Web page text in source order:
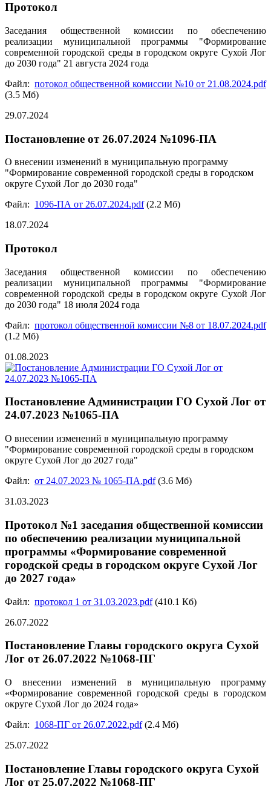
Протокол
Заседания общественной комиссии по обеспечению
реализации муниципальной программы "Формирование
современной городской среды в городском округе Сухой Лог
до 2030 года" 21 августа 2024 года
Файл: потокол общественной комиссии №10 от 21.08.2024.pdf
(3.5 Мб)
29.07.2024
Постановление от 26.07.2024 №1096-ПА
О внесении изменений в муниципальную программу
"Формирование современной городской среды в городском
округе Сухой Лог до 2030 года"
Файл: 1096-ПА от 26.07.2024.pdf(2.2 Мб)
18.07.2024
Протокол
Заседания общественной комиссии по обеспечению
реализации муниципальной программы "Формирование
современной городской среды в городском округе Сухой Лог
до 2030 года" 18 июля 2024 года
Файл: протокол общественной комиссии №8 от 18.07.2024.pdf
(1.2 Мб)
01.08.2023
Постановление Администрации ГО Сухой Лог от
24.07.2023 №1065-ПА
О внесении изменений в муниципальную программу
"Формирование современной городской среды в городском
округе Сухой Лог до 2027 года"
Файл: от 24.07.2023 № 1065-ПА.pdf(3.6 Мб)
31.03.2023
Протокол №1 заседания общественной комиссии
по обеспечению реализации муниципальной
программы «Формирование современной
городской среды в городском округе Сухой Лог
до 2027 года»
Файл: протокол 1 от 31.03.2023.pdf(410.1 Кб)
26.07.2022
Постановление Главы городского округа Сухой
Лог от 26.07.2022 №1068-ПГ
О внесении изменений в муниципальную программу
«Формирование современной городской среды в городском
округе Сухой Лог до 2024 года»
Файл: 1068-ПГ от 26.07.2022.pdf(2.4 Мб)
25.07.2022
Постановление Главы городского округа Сухой
Лог от 25.07.2022 №1068-ПГ